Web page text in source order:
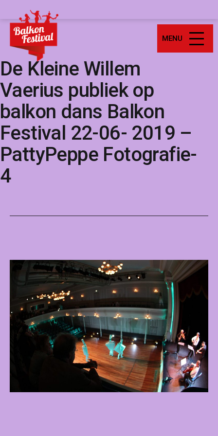
naar
inhoud
Balkonfestival
MENU
De Kleine Willem
Vaerius publiek op
balkon dans Balkon
Festival 22-06- 2019 –
PattyPeppe Fotografie-
4